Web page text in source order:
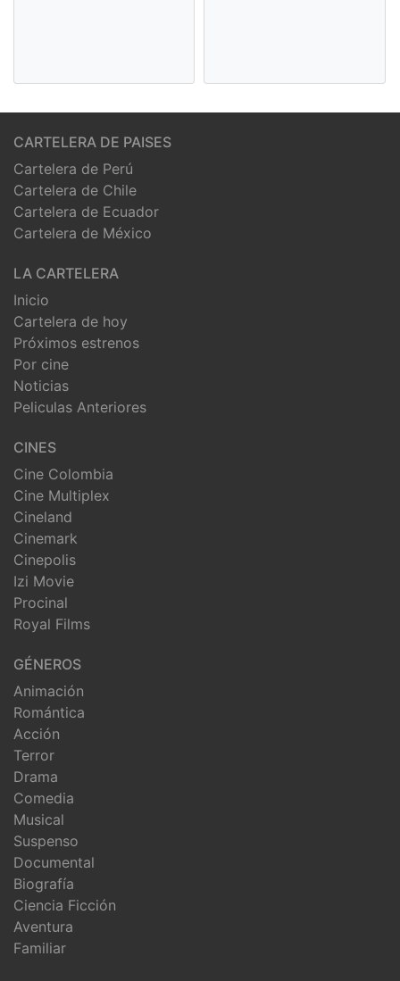
CARTELERA DE PAISES
Cartelera de Perú
Cartelera de Chile
Cartelera de Ecuador
Cartelera de México
LA CARTELERA
Inicio
Cartelera de hoy
Próximos estrenos
Por cine
Noticias
Peliculas Anteriores
CINES
Cine Colombia
Cine Multiplex
Cineland
Cinemark
Cinepolis
Izi Movie
Procinal
Royal Films
GÉNEROS
Animación
Romántica
Acción
Terror
Drama
Comedia
Musical
Suspenso
Documental
Biografía
Ciencia Ficción
Aventura
Familiar